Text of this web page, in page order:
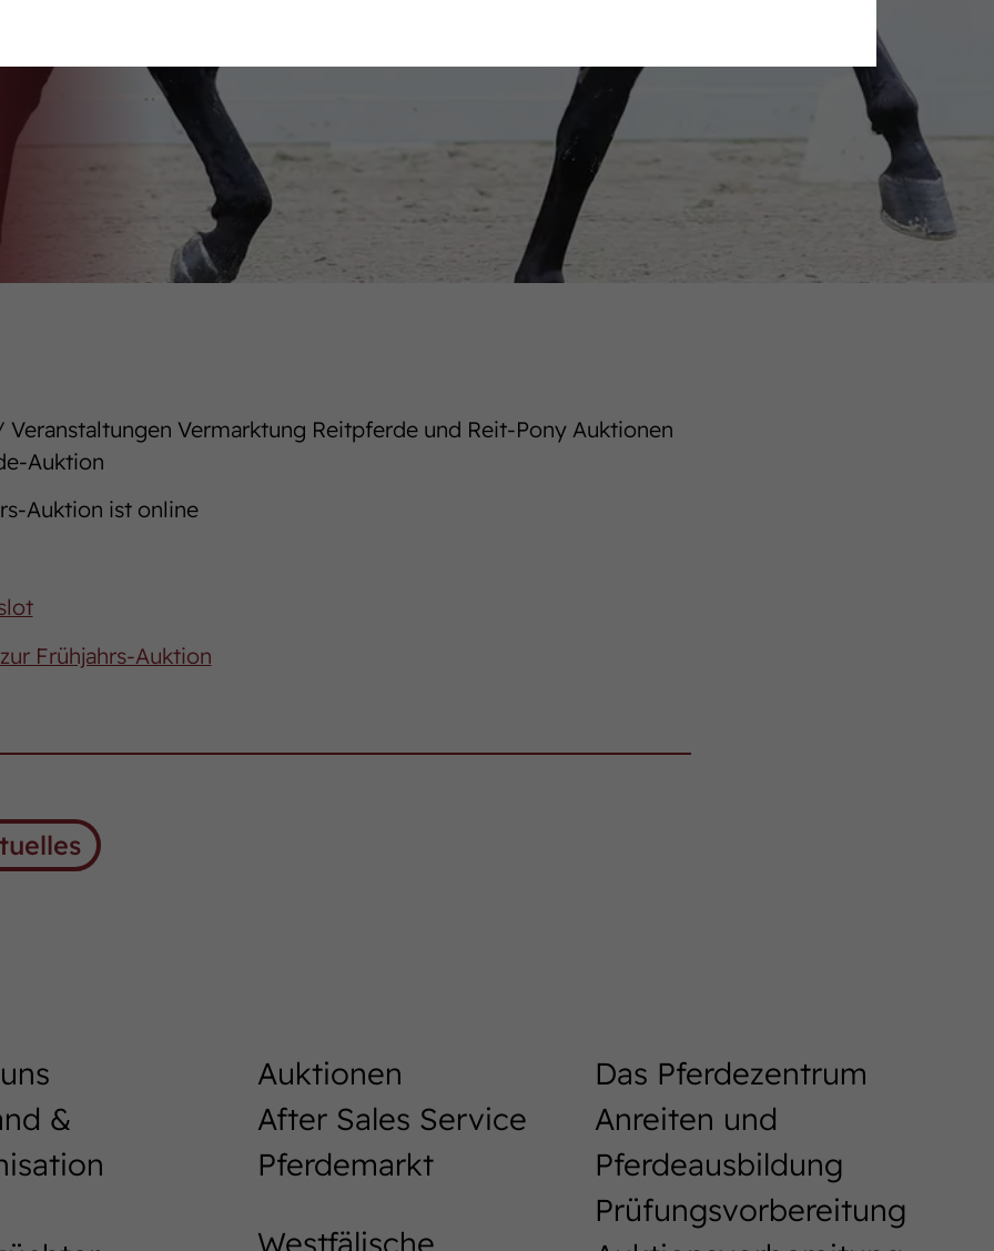
Kontakt
Veranstaltungen Vermarktung Reitpferde und Reit-Pony Auktionen
Auktion
Auktion ist online
Frühjahrs-Auktion
&
Auktionen
After Sales Service
Pferdemarkt
Westfälische
Das Pferdezentrum
Anreiten und
Pferdeausbildung
Prüfungsvorbereitung